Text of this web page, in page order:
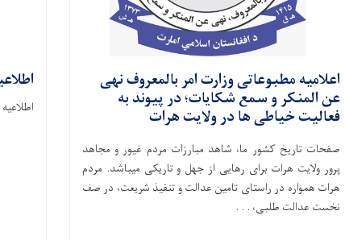
اعلامیه مطبوعاتی وزارت امر بالمعروف نهی
عن المنکر و سمع شکایات؛ در پیوند به
فعالیت خیاطی ها در ولایت هرات
صفحات تاریخ کشور ما، شاهد مبارزات مردم غیور و مجاهد
پرور ولایت هرات برای رهایی از جهل و تاریکی میباشد. مردم
هرات همواره در راستای تامین عدالت و تنفیذ شریعت، در صف
نخست عدالت طلبی، . . .